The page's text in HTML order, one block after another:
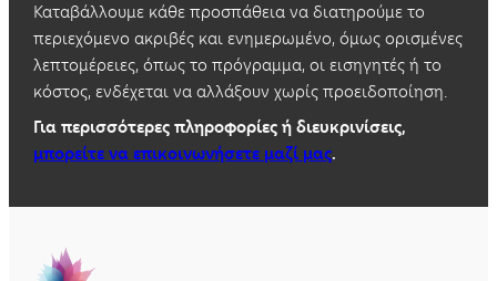
Καταβάλλουμε κάθε προσπάθεια να διατηρούμε το
περιεχόμενο ακριβές και ενημερωμένο, όμως ορισμένες
λεπτομέρειες, όπως το πρόγραμμα, οι εισηγητές ή το
κόστος, ενδέχεται να αλλάξουν χωρίς προειδοποίηση.
Για περισσότερες πληροφορίες ή διευκρινίσεις,
μπορείτε να επικοινωνήσετε μαζί μας.